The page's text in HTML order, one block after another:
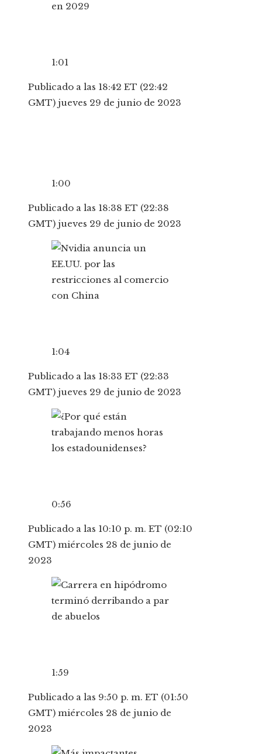
1:01
Publicado a las 18:42 ET (22:42
GMT) jueves 29 de junio de 2023
1:00
Publicado a las 18:38 ET (22:38
GMT) jueves 29 de junio de 2023
1:04
Publicado a las 18:33 ET (22:33
GMT) jueves 29 de junio de 2023
0:56
Publicado a las 10:10 p. m. ET (02:10
GMT) miércoles 28 de junio de
2023
1:59
Publicado a las 9:50 p. m. ET (01:50
GMT) miércoles 28 de junio de
2023